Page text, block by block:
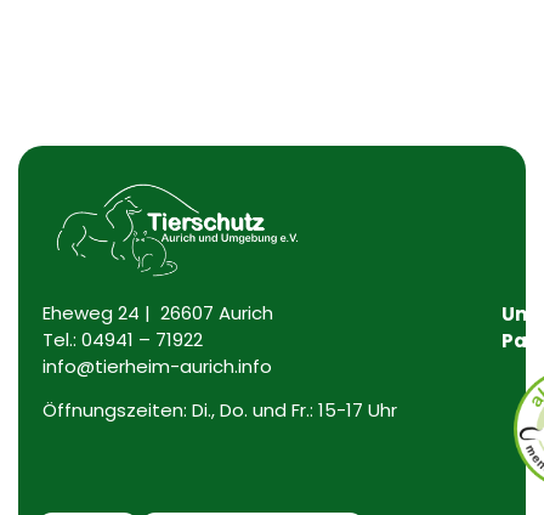
Eheweg 24 | 26607 Aurich
Tel.: 04941 – 71922
info@tierheim-aurich.info
Öffnungszeiten: Di., Do. und Fr.: 15-17 Uhr